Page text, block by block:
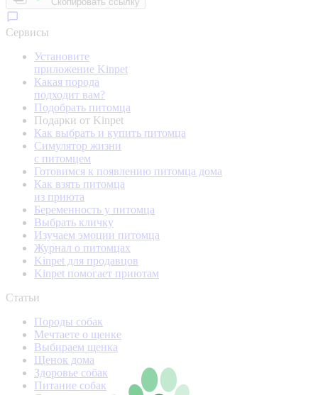
Сервисы
Установите
приложение Kinpet
Какая порода
подходит вам?
Подобрать питомца
Подарки от Kinpet
Как выбрать и купить питомца
Симулятор жизни
с питомцем
Готовимся к появлению питомца дома
Как взять питомца
из приюта
Беременность у питомца
Выбрать кличку
Изучаем эмоции питомца
Журнал о питомцах
Kinpet для продавцов
Kinpet помогает приютам
Статьи
Породы собак
Мечтаете о щенке
Выбираем щенка
Щенок дома
Здоровье собак
Питание собак